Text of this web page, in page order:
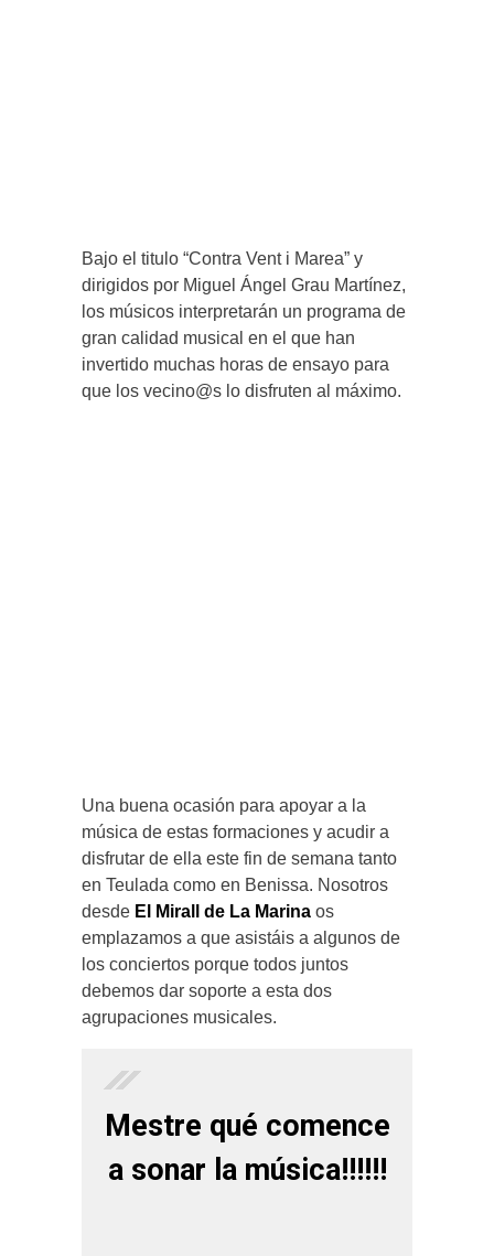
Bajo el titulo “Contra Vent i Marea” y
dirigidos por Miguel Ángel Grau Martínez,
los músicos interpretarán un programa de
gran calidad musical en el que han
invertido muchas horas de ensayo para
que los vecino@s lo disfruten al máximo.
Una buena ocasión para apoyar a la
música de estas formaciones y acudir a
disfrutar de ella este fin de semana tanto
en Teulada como en Benissa. Nosotros
desde El Mirall de La Marina os
emplazamos a que asistáis a algunos de
los conciertos porque todos juntos
debemos dar soporte a esta dos
agrupaciones musicales.
Mestre qué comence
a sonar la música!!!!!!